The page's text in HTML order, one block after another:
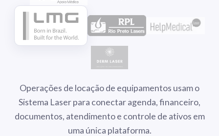
Operações de locação de equipamentos usam o
Sistema Laser para conectar agenda, financeiro,
documentos, atendimento e controle de ativos em
uma única plataforma.